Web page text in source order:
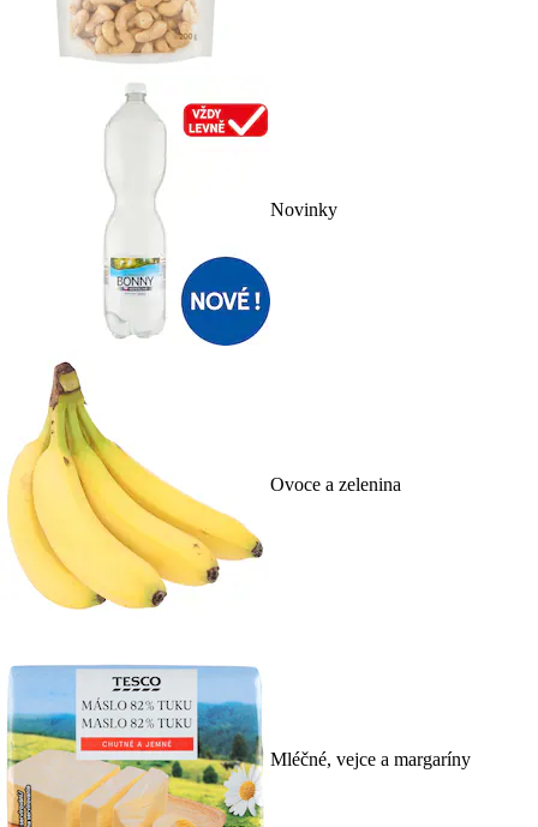
Novinky
Ovoce a zelenina
Mléčné, vejce a margaríny